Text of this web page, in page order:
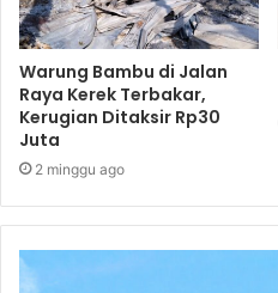
Warung Bambu di Jalan
Raya Kerek Terbakar,
Kerugian Ditaksir Rp30
Juta
2 minggu ago